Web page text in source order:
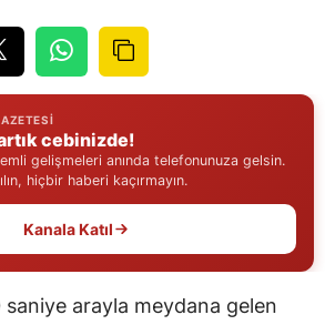
Erzincan
Erzurum
Gaziantep
Hakkari
cebinizde!
gelişmeleri anında telefonunuza gelsin.
hiçbir haberi kaçırmayın.
Kanala Katıl
arayla meydana gelen